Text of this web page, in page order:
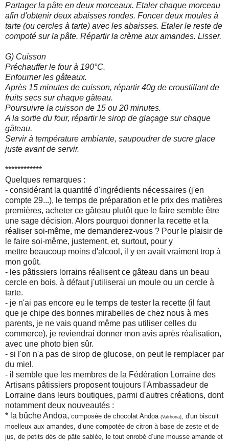
Partager la pâte en deux morceaux. Etaler chaque morceau
afin d'obtenir deux abaisses rondes. Foncer deux moules à
tarte (ou cercles à tarte) avec les abaisses. Etaler le reste de
compoté sur la pâte. Répartir la crème aux amandes. Lisser.
G) Cuisson
Préchauffer le four à 190°C.
Enfourner les gâteaux.
Après 15 minutes de cuisson, répartir 40g de croustillant de
fruits secs sur chaque gâteau.
Poursuivre la cuisson de 15 ou 20 minutes.
A la sortie du four, répartir le sirop de glaçage sur chaque
gâteau.
Servir à température ambiante, saupoudrer de sucre glace
juste avant de servir.
************
Quelques remarques :
- considérant la quantité d'ingrédients nécessaires (j'en
compte 29...), le temps de préparation et le prix des matières
premières, acheter ce gâteau plutôt que le faire semble être
une sage décision. Alors pourquoi donner la recette et la
réaliser soi-même, me demanderez-vous ? Pour le plaisir de
le faire soi-même, justement, et, surtout, pour y
mettre beaucoup moins d'alcool, il y en avait vraiment trop à
mon goût.
- les pâtissiers lorrains réalisent ce gâteau dans un beau
cercle en bois, à défaut j'utiliserai un moule ou un cercle à
tarte.
- je n'ai pas encore eu le temps de tester la recette (il faut
que je chipe des bonnes mirabelles de chez nous à mes
parents, je ne vais quand même pas utiliser celles du
commerce), je reviendrai donner mon avis après réalisation,
avec une photo bien sûr.
- si l'on n'a pas de sirop de glucose, on peut le remplacer par
du miel.
- il semble que les membres de la Fédération Lorraine des
Artisans pâtissiers proposent toujours l'Ambassadeur de
Lorraine dans leurs boutiques, parmi d'autres créations, dont
notamment deux nouveautés :
* la bûche Andoa, composée de chocolat Andoa (Valrhona) , d'un biscuit
moelleux aux amandes, d’une compotée de citron à base de zeste et de
jus, de petits dés de pâte sablée, le tout enrobé d’une mousse amande et